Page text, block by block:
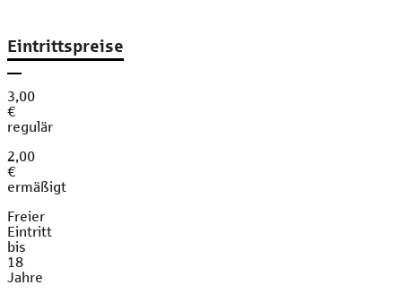
Eintrittspreise
3,00
€
regulär
2,00
€
ermäßigt
Freier
Eintritt
bis
18
Jahre